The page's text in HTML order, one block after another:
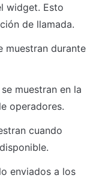
widget. Esto
de llamada.
muestran durante
muestran en la
operadores.
cuando
enviados a los